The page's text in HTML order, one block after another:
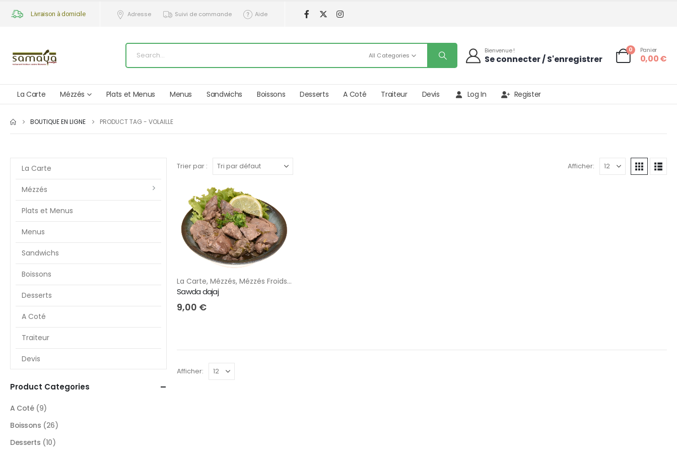
Livraison à domicile Adresse Suivi de commande Aide
All Categories
Bienvenue !
Se connecter / S'enregistrer
0 Panier
0,00€
La Carte Mézzés Plats et Menus Menus Sandwichs Boissons Desserts A Coté Traiteur Devis Log In Register
BOUTIQUE EN LIGNE PRODUCT TAG - VOLAILLE
Trier par : Afficher:
La Carte, Mézzés, Mézzés Froids,Mézzzés Chauds
Sawda dajaj
9,00 €
Afficher:
La Carte
Mézzés
Plats et Menus
Menus
Sandwichs
Boissons
Desserts
A Coté
Traiteur
Devis
Product Categories
A Coté (9)
Boissons (26)
Desserts (10)